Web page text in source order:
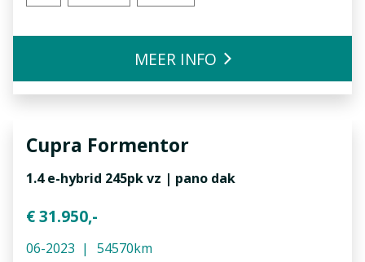
MEER INFO
Cupra Formentor
1.4 e-hybrid 245pk vz | pano dak
€ 31.950,-
06-2023 54570km